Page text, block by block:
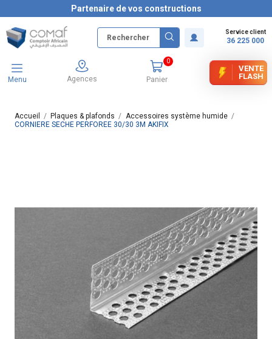
Partenaire de vos constructions
Service client
36 225 000
Menu Agences Panier
0
VENTE
FLASH
Accueil Plaques & plafonds
Accessoires système humide
CORNIERE SECHE PERFOREE 30/30 3M AKIFIX